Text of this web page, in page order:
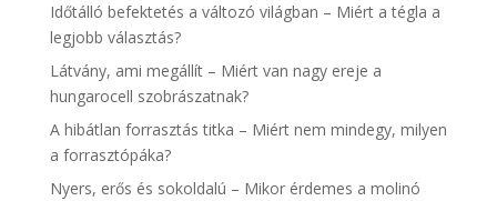
Időtálló befektetés a változó világban – Miért a tégla a
legjobb választás?
Látvány, ami megállít – Miért van nagy ereje a
hungarocell szobrászatnak?
A hibátlan forrasztás titka – Miért nem mindegy, milyen
a forrasztópáka?
Nyers, erős és sokoldalú – Mikor érdemes a molinó